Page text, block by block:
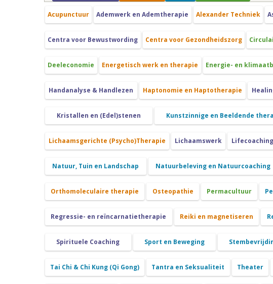
Acupunctuur Ademwerk en Ademtherapie Alexander Techniek
Centra voor Bewustwording Centra voor Gezondheidszorg
Deeleconomie Energetisch werk en therapie Energie- en
Handanalyse & Handlezen Haptonomie en Haptotherapie
Kristallen en (Edel)stenen Kunstzinnige en Beeldende
Lichaamsgerichte (Psycho)Therapie Lichaamswerk Lifecoaching
Natuur, Tuin en Landschap Natuurbeleving en Natuurcoaching
Orthomoleculaire therapie Osteopathie Permacultuur
Regressie- en reïncarnatietherapie Reiki en magnetiseren
Spirituele Coaching Sport en Beweging
Tai Chi & Chi Kung (Qi Gong) Tantra en Seksualiteit Theater